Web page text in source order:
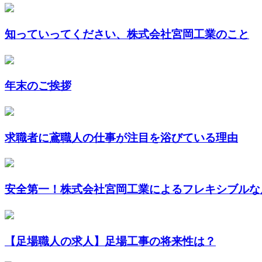
知っていってください、株式会社宮岡工業のこと
年末のご挨拶
求職者に鳶職人の仕事が注目を浴びている理由
安全第一！株式会社宮岡工業によるフレキシブル
【足場職人の求人】足場工事の将来性は？